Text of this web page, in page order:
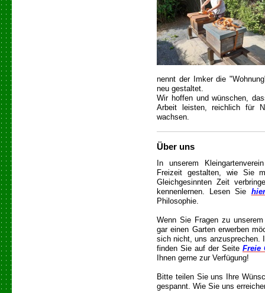
nennt der Imker die
neu gestaltet.
Wir hoffen und wünschen,
Arbeit leisten, reichlich für
wachsen.
Über uns
In unserem
Freizeit gestalten, wie Sie
Gleichgesinnten Zeit
kennenlernen. Lesen Sie hier
Philosophie.
Wenn Sie Fragen zu
gar einen Garten erwerben
sich nicht, uns anzusprechen.
finden Sie auf der Seite Freie
Ihnen gerne zur Verfügung!
Bitte teilen Sie uns Ihre
gespannt. Wie Sie uns